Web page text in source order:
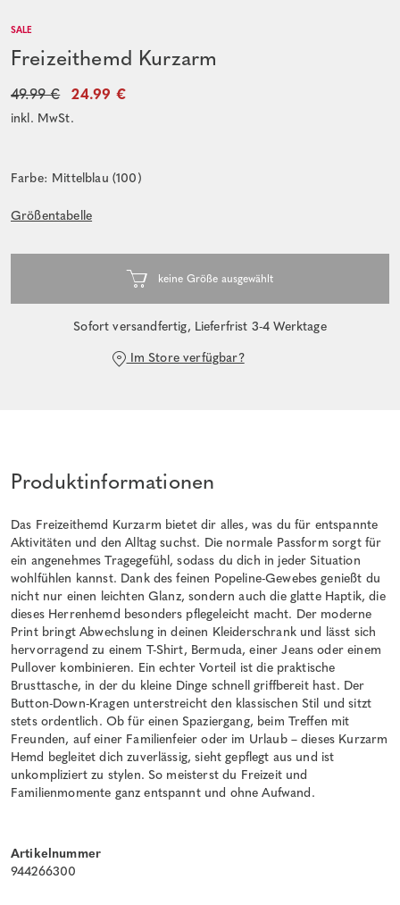
SALE
Freizeithemd Kurzarm
49.99 € 24.99 €
inkl. MwSt.
Farbe: Mittelblau (100)
Größentabelle
Sofort versandfertig, Lieferfrist 3-4 Werktage
Im Store verfügbar?
Produktinformationen
Das Freizeithemd Kurzarm bietet dir alles, was du für entspannte
Aktivitäten und den Alltag suchst. Die normale Passform sorgt für
ein angenehmes Tragegefühl, sodass du dich in jeder Situation
wohlfühlen kannst. Dank des feinen Popeline-Gewebes genießt du
nicht nur einen leichten Glanz, sondern auch die glatte Haptik, die
dieses Herrenhemd besonders pflegeleicht macht. Der moderne
Print bringt Abwechslung in deinen Kleiderschrank und lässt sich
hervorragend zu einem T-Shirt, Bermuda, einer Jeans oder einem
Pullover kombinieren. Ein echter Vorteil ist die praktische
Brusttasche, in der du kleine Dinge schnell griffbereit hast. Der
Button-Down-Kragen unterstreicht den klassischen Stil und sitzt
stets ordentlich. Ob für einen Spaziergang, beim Treffen mit
Freunden, auf einer Familienfeier oder im Urlaub – dieses Kurzarm
Hemd begleitet dich zuverlässig, sieht gepflegt aus und ist
unkompliziert zu stylen. So meisterst du Freizeit und
Familienmomente ganz entspannt und ohne Aufwand.
Artikelnummer
944266300